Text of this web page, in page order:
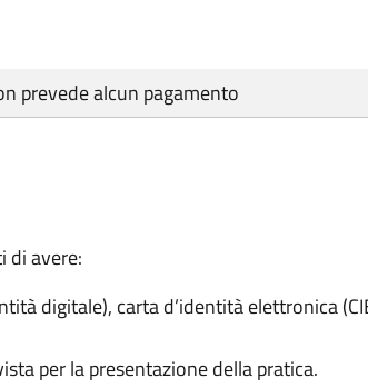
prevede alcun pagamento
di avere:
digitale), carta d’identità elettronica
per la presentazione della pratica.